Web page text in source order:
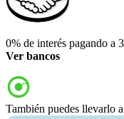
0% de interés pagando a
Ver bancos
También puedes llevarlo